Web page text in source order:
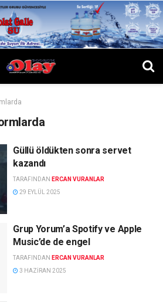
Güllü öldükten sonra servet
kazandı
TARAFINDAN ERCAN VURANLAR
29 EYLÜL 2025
Grup Yorum’a Spotify ve Apple
Music’de de engel
TARAFINDAN ERCAN VURANLAR
3 HAZIRAN 2025